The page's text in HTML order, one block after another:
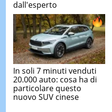
dall'esperto
In soli 7 minuti venduti
20.000 auto: cosa ha di
particolare questo
nuovo SUV cinese